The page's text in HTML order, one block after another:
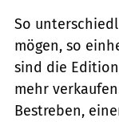
So
mögen, so
sind die
mehr
Bestreben,